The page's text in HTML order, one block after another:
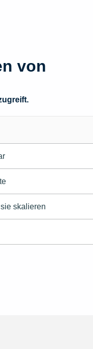
von
skalieren